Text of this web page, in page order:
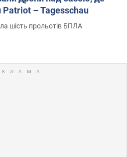
– Tagesschau
шість прольотів БПЛА